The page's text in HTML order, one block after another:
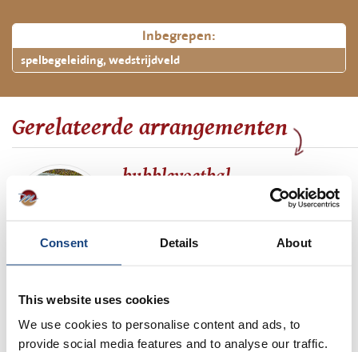
Consent Details About
This website uses cookies
We use cookies to personalise content and ads, to
provide social media features and to analyse our traffic.
Inbegrepen:
spelbegeleiding, wedstrijdveld
Gerelateerde arrangementen
bubblevoetbal
speel een potje bubblevoetbal
Vanaf € 25,00 p.p.
bubblevoetbal uitje